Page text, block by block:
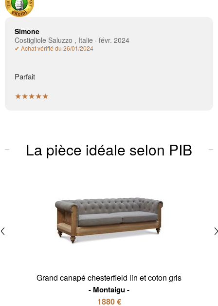
Simone
Costigliole Saluzzo , Italie · févr. 2024
✔ Achat vérifié du 26/01/2024
Parfait
★★★★★
La pièce idéale selon PIB
Grand canapé chesterfield lin et coton gris
Montaigu
1880 €